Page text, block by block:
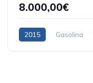
8.000,00€
2015 Gasolina